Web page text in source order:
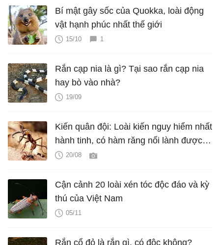
Bí mật gây sốc của Quokka, loài động
vật hạnh phúc nhất thế giới
15/10 1
Rắn cạp nia là gì? Tại sao rắn cạp nia
hay bò vào nhà?
19/09
Kiến quân đội: Loài kiến nguy hiểm nhất
hành tinh, có hàm răng nối lành được
vết thương của người
20/08
Cận cảnh 20 loài xén tóc độc đáo và kỳ
thú của Việt Nam
05/11
Rắn cổ đỏ là rắn gì, có độc không?